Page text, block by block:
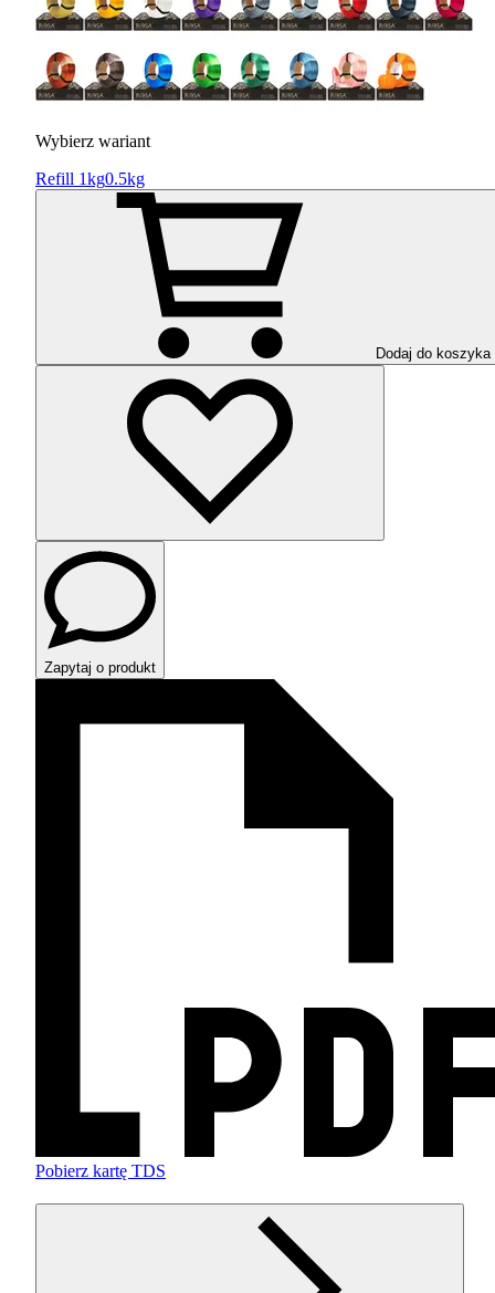
Wybierz wariant
Refill 1kg0.5kg
Dodaj do koszyka
Zapytaj o produkt
Pobierz kartę TDS